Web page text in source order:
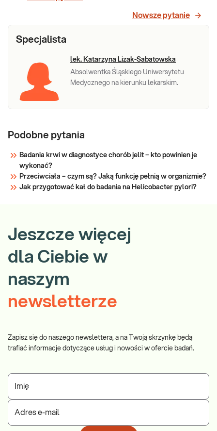
diagnostyce pierwotnego zakażenia H. pylorii.
Nowsze pytanie
Specjalista
lek. Katarzyna Lizak-Sabatowska
Absolwentka Śląskiego Uniwersytetu
Medycznego na kierunku lekarskim.
Podobne pytania
Badania krwi w diagnostyce chorób jelit – kto powinien je
wykonać?
Przeciwciała – czym są? Jaką funkcję pełnią w organizmie?
Jak przygotować kał do badania na Helicobacter pylori?
Jeszcze więcej
dla Ciebie w
naszym
newsletterze
Zapisz się do naszego newslettera, a na Twoją skrzynkę będą
trafiać informacje dotyczące usług i nowości w ofercie badań.
Imię
Adres e-mail